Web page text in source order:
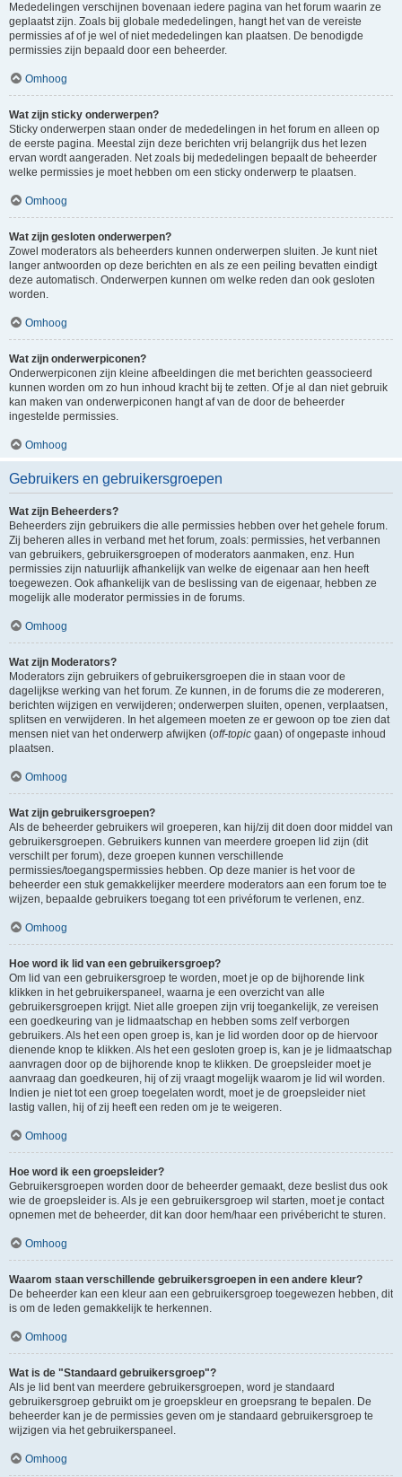
Mededelingen verschijnen bovenaan iedere pagina van het forum waarin ze
geplaatst zijn. Zoals bij globale mededelingen, hangt het van de vereiste
permissies af of je wel of niet mededelingen kan plaatsen. De benodigde
permissies zijn bepaald door een beheerder.
Omhoog
Wat zijn sticky onderwerpen?
Sticky onderwerpen staan onder de mededelingen in het forum en alleen op
de eerste pagina. Meestal zijn deze berichten vrij belangrijk dus het lezen
ervan wordt aangeraden. Net zoals bij mededelingen bepaalt de beheerder
welke permissies je moet hebben om een sticky onderwerp te plaatsen.
Omhoog
Wat zijn gesloten onderwerpen?
Zowel moderators als beheerders kunnen onderwerpen sluiten. Je kunt niet
langer antwoorden op deze berichten en als ze een peiling bevatten eindigt
deze automatisch. Onderwerpen kunnen om welke reden dan ook gesloten
worden.
Omhoog
Wat zijn onderwerpiconen?
Onderwerpiconen zijn kleine afbeeldingen die met berichten geassocieerd
kunnen worden om zo hun inhoud kracht bij te zetten. Of je al dan niet gebruik
kan maken van onderwerpiconen hangt af van de door de beheerder
ingestelde permissies.
Omhoog
Gebruikers en gebruikersgroepen
Wat zijn Beheerders?
Beheerders zijn gebruikers die alle permissies hebben over het gehele forum.
Zij beheren alles in verband met het forum, zoals: permissies, het verbannen
van gebruikers, gebruikersgroepen of moderators aanmaken, enz. Hun
permissies zijn natuurlijk afhankelijk van welke de eigenaar aan hen heeft
toegewezen. Ook afhankelijk van de beslissing van de eigenaar, hebben ze
mogelijk alle moderator permissies in de forums.
Omhoog
Wat zijn Moderators?
Moderators zijn gebruikers of gebruikersgroepen die in staan voor de
dagelijkse werking van het forum. Ze kunnen, in de forums die ze modereren,
berichten wijzigen en verwijderen; onderwerpen sluiten, openen, verplaatsen,
splitsen en verwijderen. In het algemeen moeten ze er gewoon op toe zien dat
mensen niet van het onderwerp afwijken (off-topic gaan) of ongepaste inhoud
plaatsen.
Omhoog
Wat zijn gebruikersgroepen?
Als de beheerder gebruikers wil groeperen, kan hij/zij dit doen door middel van
gebruikersgroepen. Gebruikers kunnen van meerdere groepen lid zijn (dit
verschilt per forum), deze groepen kunnen verschillende
permissies/toegangspermissies hebben. Op deze manier is het voor de
beheerder een stuk gemakkelijker meerdere moderators aan een forum toe te
wijzen, bepaalde gebruikers toegang tot een privéforum te verlenen, enz.
Omhoog
Hoe word ik lid van een gebruikersgroep?
Om lid van een gebruikersgroep te worden, moet je op de bijhorende link
klikken in het gebruikerspaneel, waarna je een overzicht van alle
gebruikersgroepen krijgt. Niet alle groepen zijn vrij toegankelijk, ze vereisen
een goedkeuring van je lidmaatschap en hebben soms zelf verborgen
gebruikers. Als het een open groep is, kan je lid worden door op de hiervoor
dienende knop te klikken. Als het een gesloten groep is, kan je je lidmaatschap
aanvragen door op de bijhorende knop te klikken. De groepsleider moet je
aanvraag dan goedkeuren, hij of zij vraagt mogelijk waarom je lid wil worden.
Indien je niet tot een groep toegelaten wordt, moet je de groepsleider niet
lastig vallen, hij of zij heeft een reden om je te weigeren.
Omhoog
Hoe word ik een groepsleider?
Gebruikersgroepen worden door de beheerder gemaakt, deze beslist dus ook
wie de groepsleider is. Als je een gebruikersgroep wil starten, moet je contact
opnemen met de beheerder, dit kan door hem/haar een privébericht te sturen.
Omhoog
Waarom staan verschillende gebruikersgroepen in een andere kleur?
De beheerder kan een kleur aan een gebruikersgroep toegewezen hebben, dit
is om de leden gemakkelijk te herkennen.
Omhoog
Wat is de "Standaard gebruikersgroep"?
Als je lid bent van meerdere gebruikersgroepen, word je standaard
gebruikersgroep gebruikt om je groepskleur en groepsrang te bepalen. De
beheerder kan je de permissies geven om je standaard gebruikersgroep te
wijzigen via het gebruikerspaneel.
Omhoog